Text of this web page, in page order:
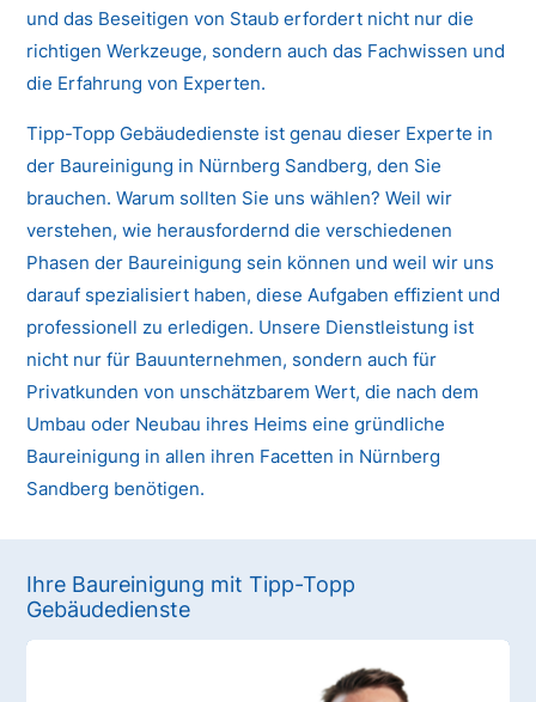
und das Beseitigen von Staub erfordert nicht nur die
richtigen Werkzeuge, sondern auch das Fachwissen und
die Erfahrung von Experten.
Tipp-Topp Gebäudedienste ist genau dieser Experte in
der Baureinigung in Nürnberg Sandberg, den Sie
brauchen. Warum sollten Sie uns wählen? Weil wir
verstehen, wie herausfordernd die verschiedenen
Phasen der Baureinigung sein können und weil wir uns
darauf spezialisiert haben, diese Aufgaben effizient und
professionell zu erledigen. Unsere Dienstleistung ist
nicht nur für Bauunternehmen, sondern auch für
Privatkunden von unschätzbarem Wert, die nach dem
Umbau oder Neubau ihres Heims eine gründliche
Baureinigung in allen ihren Facetten in Nürnberg
Sandberg benötigen.
Ihre Baureinigung mit Tipp-Topp
Gebäudedienste